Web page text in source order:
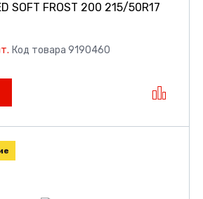
SOFT FROST 200 215/50R17
Код товара 9190460